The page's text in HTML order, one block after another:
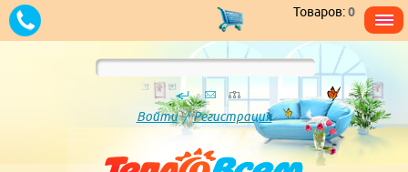
Товаров:0
Войти/Регистрация